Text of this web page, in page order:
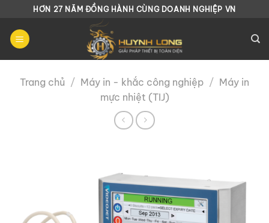
Chuyển
nội
dung
HƠN 27 NĂM ĐỒNG HÀNH CÙNG DOANH NGHIỆP VN
Trang chủ / Máy in - khắc công nghiệp / Máy in
mực nhiệt (TIJ)